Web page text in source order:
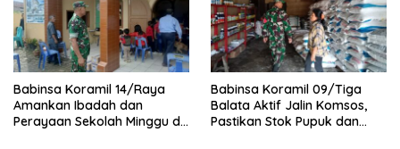
Babinsa Koramil 14/Raya
Amankan Ibadah dan
Perayaan Sekolah Minggu di
Babinsa Koramil 09/Tiga
Balata Aktif Jalin Komsos,
Pastikan Stok Pupuk dan